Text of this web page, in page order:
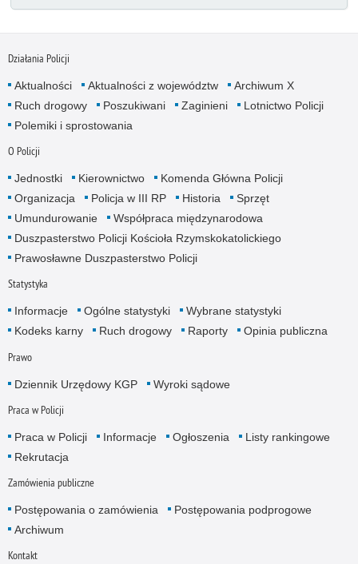
Działania Policji
Aktualności Aktualności z województw
Archiwum X
Ruch drogowy
Poszukiwani Zaginieni
Lotnictwo Policji
Polemiki i sprostowania
O Policji
Jednostki Kierownictwo
Komenda Główna Policji
Organizacja
Policja w III RP Historia
Sprzęt
Umundurowanie
Współpraca międzynarodowa
Duszpasterstwo Policji Kościoła Rzymskokatolickiego
Prawosławne Duszpasterstwo Policji
Statystyka
Informacje Ogólne statystyki
Wybrane statystyki
Kodeks karny
Ruch drogowy Raporty Opinia publiczna
Prawo
Dziennik Urzędowy KGP Wyroki sądowe
Praca w Policji
Praca w Policji Informacje Ogłoszenia
Listy rankingowe
Rekrutacja
Zamówienia publiczne
Postępowania o zamówienia
Postępowania podprogowe
Archiwum
Kontakt